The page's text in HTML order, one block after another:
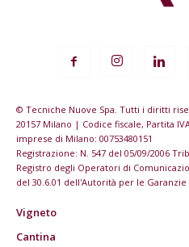
© Tecniche Nuove Spa. Tutti i diritti
20157 Milano | Codice fiscale, Partita
imprese di Milano: 00753480151
Registrazione: N. 547 del 05/09/2006
Registro degli Operatori di
del 30.6.01 dell'Autorità per le
Vigneto
Cantina